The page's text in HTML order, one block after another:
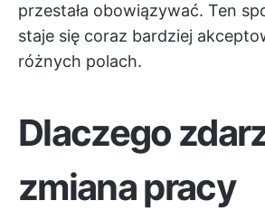
przestała obowiązywać. Ten
staje się coraz bardziej
różnych polach.
Dlaczego
zmiana pracy